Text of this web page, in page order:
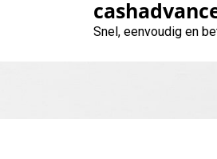
Snel, eenvoudig en